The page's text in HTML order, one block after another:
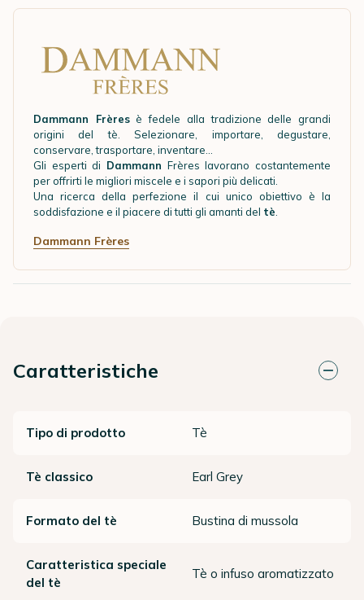
Dammann Frèresè fedele alla tradizione delle grandi
origini del tè. Selezionare, importare, degustare,
conservare, trasportare, inventare...
Gli esperti di Dammann Frères lavorano costantemente
per offrirti le migliori miscele e i sapori più delicati.
Una ricerca della perfezione il cui unico obiettivo è la
soddisfazione e il piacere di tutti gli amanti del tè
Dammann Frères
Caratteristiche
Tipo di prodotto Tè
Tè classico Earl Grey
Formato del tè Bustina di mussola
Caratteristica speciale
del tè
Tè o infuso aromatizzato